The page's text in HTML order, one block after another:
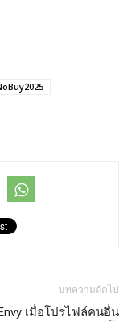
บทความถัดไป
เมื่อโปรไฟล์คนอื่น